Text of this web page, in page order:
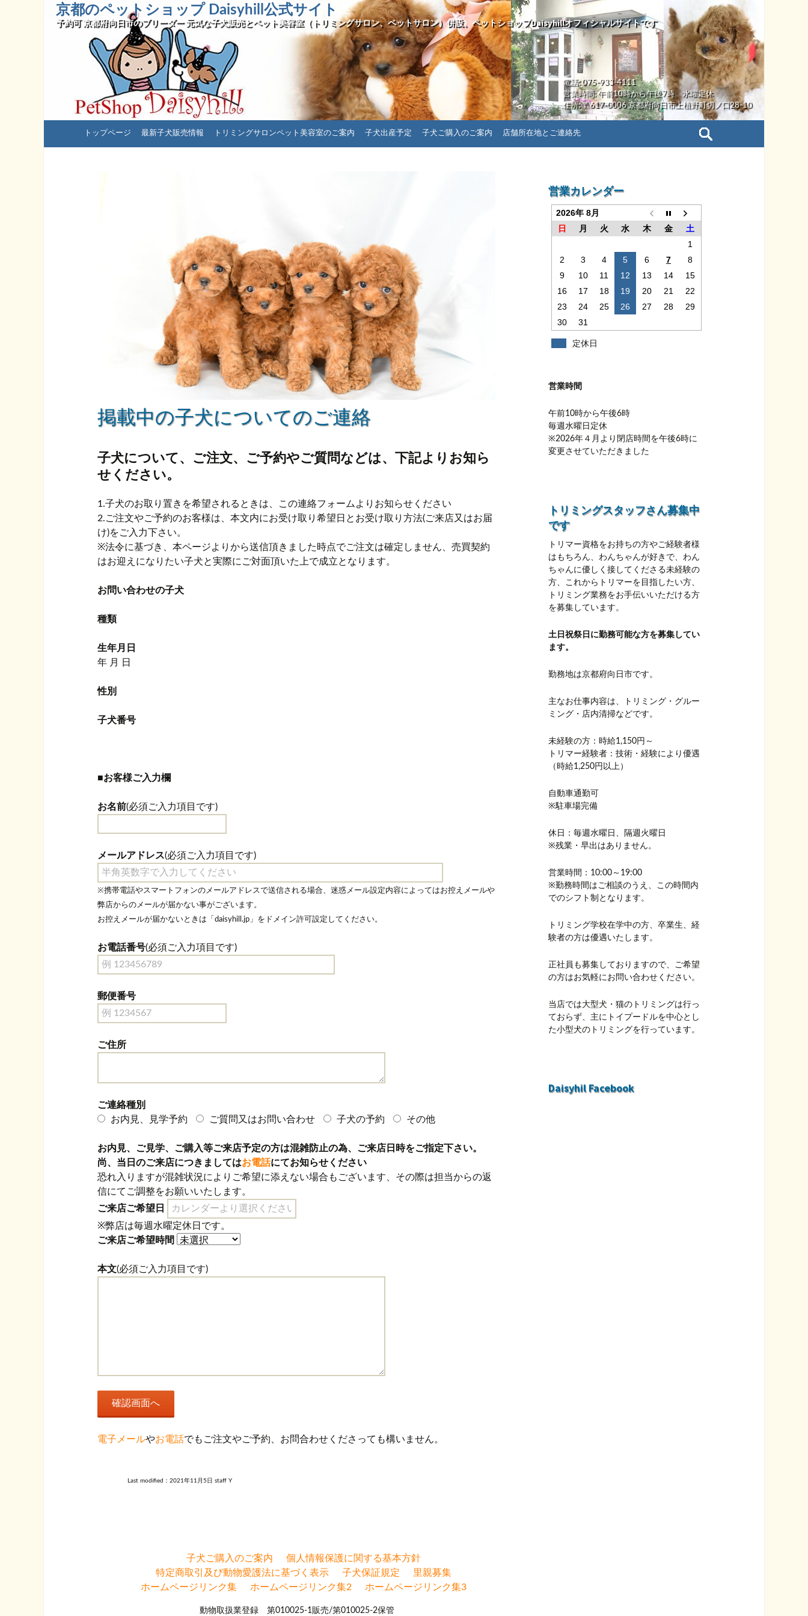
京都のペットショップ Daisyhill公式サイト
予約可 京都府向日市のブリーダー 元気な子犬販売とペット美容室（トリミングサロン、ペットサロン）併設、ペットショップDaisyhillオフィシャルサイトです
電話: 075-933-4111
営業時間: 午前10時から午後7時 水曜定休
住所: 〒617-0006 京都府向日市上植野町切ノ口28-10
トップページ 最新子犬販売情報 トリミングサロンペット美容室のご案内 子犬出産予定 子犬ご購入のご案内 店舗所在地とご連絡先
検
掲載中の子犬についてのご連絡
子犬について、ご注文、ご予約やご質問などは、下記よりお知ら
せください。
1.子犬のお取り置きを希望されるときは、この連絡フォームよりお知らせください
2.ご注文やご予約のお客様は、本文内にお受け取り希望日とお受け取り方法(ご来店又はお届
け)をご入力下さい。
※法令に基づき、本ページよりから送信頂きました時点でご注文は確定しません、売買契約
はお迎えになりたい子犬と実際にご対面頂いた上で成立となります。
お問い合わせの子犬
種類
生年月日
年 月 日
性別
子犬番号
■お客様ご入力欄
お名前(必須ご入力項目です)
メールアドレス(必須ご入力項目です)
※携帯電話やスマートフォンのメールアドレスで送信される場合、迷惑メール設定内容によってはお控えメールや
弊店からのメールが届かない事がございます。
お控えメールが届かないときは「daisyhill.jp」をドメイン許可設定してください。
お電話番号(必須ご入力項目です)
郵便番号
ご住所
ご連絡種別
お内見、見学予約
ご質問又はお問い合わせ 子犬の予約 その他
お内見、ご見学、ご購入等ご来店予定の方は混雑防止の為、ご来店日時をご指定下さい。
尚、当日のご来店につきましてはお電話にてお知らせください
恐れ入りますが混雑状況によりご希望に添えない場合もございます、その際は担当からの返
信にてご調整をお願いいたします。
ご来店ご希望日
※弊店は毎週水曜定休日です。
ご来店ご希望時間
本文(必須ご入力項目です)
電子メールやお電話でもご注文やご予約、お問合わせくださっても構いません。
Last modified： 2021年11月5日 staff Y
営業カレンダー
2026年 8月
日
月 火 水 木 金
土
1
2
3 4 5 6 7
8
9
10 11 12 13 14
15
16
17 18 19 20 21
22
23
24 25 26 27 28
29
30
31
定休日
営業時間
午前10時から午後6時
毎週水曜日定休
※2026年４月より閉店時間を午後6時に
変更させていただきました
トリミングスタッフさん募集中
です
トリマー資格をお持ちの方やご経験者様
はもちろん、わんちゃんが好きで、わん
ちゃんに優しく接してくださる未経験の
方、これからトリマーを目指したい方、
トリミング業務をお手伝いいただける方
を募集しています。
土日祝祭日に勤務可能な方を募集してい
ます。
勤務地は京都府向日市です。
主なお仕事内容は、トリミング・グルー
ミング・店内清掃などです。
未経験の方：時給1,150円～
トリマー経験者：技術・経験により優遇
（時給1,250円以上）
自動車通勤可
※駐車場完備
休日：毎週水曜日、隔週火曜日
※残業・早出はありません。
営業時間：10:00～19:00
※勤務時間はご相談のうえ、この時間内
でのシフト制となります。
トリミング学校在学中の方、卒業生、経
験者の方は優遇いたします。
正社員も募集しておりますので、ご希望
の方はお気軽にお問い合わせください。
当店では大型犬・猫のトリミングは行っ
ておらず、主にトイプードルを中心とし
た小型犬のトリミングを行っています。
Daisyhil Facebook
子犬ご購入のご案内
個人情報保護に関する基本方針
特定商取引及び動物愛護法に基づく表示
子犬保証規定
里親募集
ホームページリンク集
ホームページリンク集2 ホームページリンク集3
動物取扱業登録 第010025-1販売/第010025-2保管